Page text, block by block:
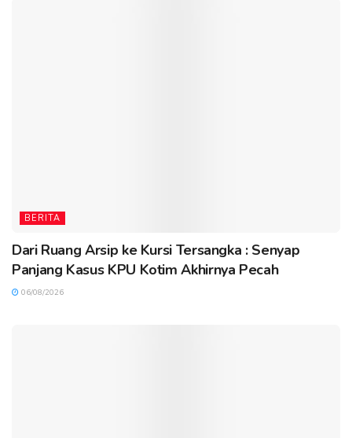
BERITA
Dari Ruang Arsip ke Kursi Tersangka : Senyap
Panjang Kasus KPU Kotim Akhirnya Pecah
06/08/2026